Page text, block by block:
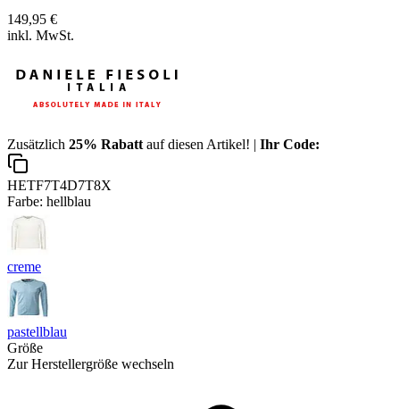
149,95 €
inkl. MwSt.
Zusätzlich 25% Rabatt auf diesen Artikel! | Ihr Code:
HETF7T4D7T8X
Farbe: hellblau
creme
pastellblau
Größe
Zur Herstellergröße wechseln